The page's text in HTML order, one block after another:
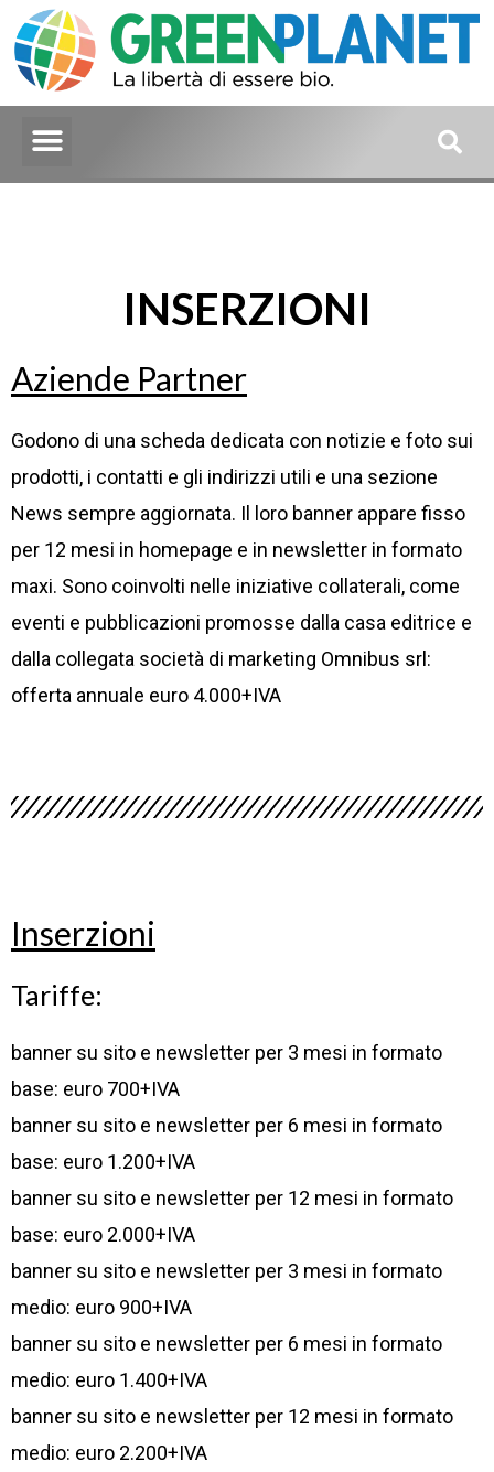
INSERZIONI
Aziende Partner
Godono di una scheda dedicata con notizie e foto sui
prodotti, i contatti e gli indirizzi utili e una sezione
News sempre aggiornata. Il loro banner appare fisso
per 12 mesi in homepage e in newsletter in formato
maxi. Sono coinvolti nelle iniziative collaterali, come
eventi e pubblicazioni promosse dalla casa editrice e
dalla collegata società di marketing Omnibus srl:
offerta annuale euro 4.000+IVA
Inserzioni
Tariffe:
banner su sito e newsletter per 3 mesi in formato
base: euro 700+IVA
banner su sito e newsletter per 6 mesi in formato
base: euro 1.200+IVA
banner su sito e newsletter per 12 mesi in formato
base: euro 2.000+IVA
banner su sito e newsletter per 3 mesi in formato
medio: euro 900+IVA
banner su sito e newsletter per 6 mesi in formato
medio: euro 1.400+IVA
banner su sito e newsletter per 12 mesi in formato
medio: euro 2.200+IVA